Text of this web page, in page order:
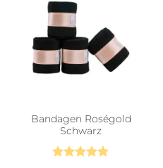
Bandagen Roségold
Schwarz